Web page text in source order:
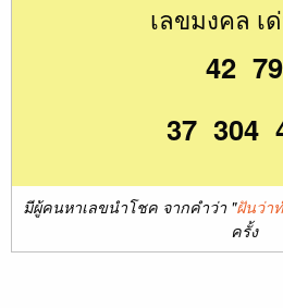
เลขมงคล เ
42 79
37 304
มีผู้คนหาเลขนำโชค จากคำว่า "ฝันว่า
ครั้ง